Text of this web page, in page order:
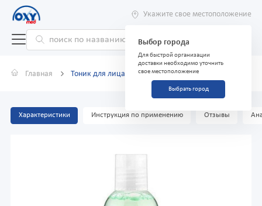
Укажите свое местоположение
Выбор города
Для быстрой организации
доставки необходимо уточнить
свое местоположение
Выбрать город
Главная Тоник для лица ультра освежающий 200 мл
Характеристики Инструкция по применению Отзывы